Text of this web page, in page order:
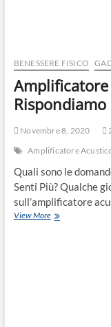
BENESSERE FISICO
Novembre 8, 2020
Amplificatore
Quali sono le
Senti Più? Qualche
sull’amplificatore
View More